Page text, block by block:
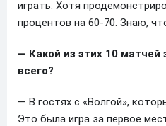
играть. Хотя
процентов на 60-70. Знаю,
— Какой из этих 10
всего?
— В гостях с «Волгой»,
Это была игра за первое